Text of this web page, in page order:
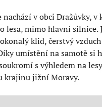
nachází v obci Dražůvky,
lesa, mimo hlavní silnice.
klid, čerstvý
umístění na samotě si
s výhledem na
krajinu jižní Moravy.